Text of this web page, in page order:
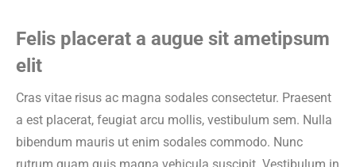
Felis placerat a augue sit ametipsum
elit
Cras vitae risus ac magna sodales consectetur. Praesent
a est placerat, feugiat arcu mollis, vestibulum sem. Nulla
bibendum mauris ut enim sodales commodo. Nunc